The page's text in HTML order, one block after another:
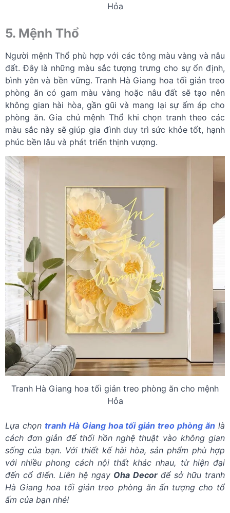
Hỏa
5. Mệnh Thổ
Người mệnh Thổ phù hợp với các tông màu vàng và nâu
đất. Đây là những màu sắc tượng trưng cho sự ổn định,
bình yên và bền vững. Tranh Hà Giang hoa tối giản treo
phòng ăn có gam màu vàng hoặc nâu đất sẽ tạo nên
không gian hài hòa, gần gũi và mang lại sự ấm áp cho
phòng ăn. Gia chủ mệnh Thổ khi chọn tranh theo các
màu sắc này sẽ giúp gia đình duy trì sức khỏe tốt, hạnh
phúc bền lâu và phát triển thịnh vượng.
Tranh Hà Giang hoa tối giản treo phòng ăn cho mệnh
Hỏa
Lựa chọn tranh Hà Giang hoa tối giản treo phòng ăn là
cách đơn giản để thổi hồn nghệ thuật vào không gian
sống của bạn. Với thiết kế hài hòa, sản phẩm phù hợp
với nhiều phong cách nội thất khác nhau, từ hiện đại
đến cổ điển. Liên hệ ngay Oha Decorđể sở hữu tranh
Hà Giang hoa tối giản treo phòng ăn ấn tượng cho tổ
ấm của bạn nhé!